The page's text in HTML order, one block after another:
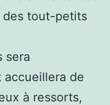
des tout-petits
sera
accueillera de
à ressorts,